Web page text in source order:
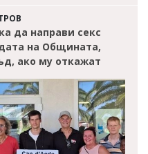
да направи секс
на Общината,
ако му откажат